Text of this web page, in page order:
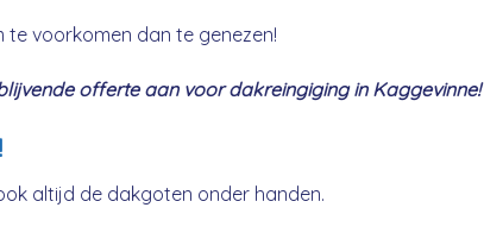
te voorkomen dan te genezen!
offerte aan voor dakreingiging in Kaggevinne!
altijd de dakgoten onder handen.